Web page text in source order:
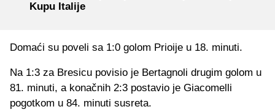
Kupu Italije
Domaći su poveli sa 1:0 golom Prioije u 18. minuti.
Na 1:3 za Bresicu povisio je Bertagnoli drugim golom u
81. minuti, a konačnih 2:3 postavio je Giacomelli
pogotkom u 84. minuti susreta.